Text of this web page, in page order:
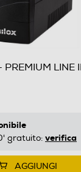
LINE
gratuito: verifica
AGGIUNGI